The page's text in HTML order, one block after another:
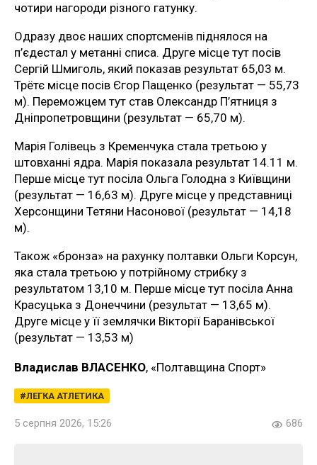
чотири нагороди різного гатунку.
Одразу двоє наших спортсменів піднялося на
п’єдестал у метанні списа. Друге місце тут посів
Сергій Шмиголь, який показав результат 65,03 м.
Трётє місце посів Єгор Пащенко (результат — 55,73
м). Переможцем тут став Олександр П’ятниця з
Дніпропетровщини (результат — 65,70 м).
Марія Голівець з Кременчука стала третьою у
штовханні ядра. Марія показала результат 14.11 м.
Перше місце тут посіла Ольга Голодна з Київщини
(результат — 16,63 м). Друге місце у представниці
Херсонщини Тетяни Насонової (результат — 14,18
м).
Також «бронза» на рахунку полтавки Ольги Корсун,
яка стала третьою у потрійному стрибку з
результатом 13,10 м. Перше місце тут посіла Анна
Красуцька з Донеччини (результат — 13,65 м).
Друге місце у її землячки Вікторії Баранівської
(результат — 13,53 м)
Владислав ВЛАСЕНКО, «Полтавщина Спорт»
ЛЕГКА АТЛЕТИКА
5 серпня 2026, 15:26 686